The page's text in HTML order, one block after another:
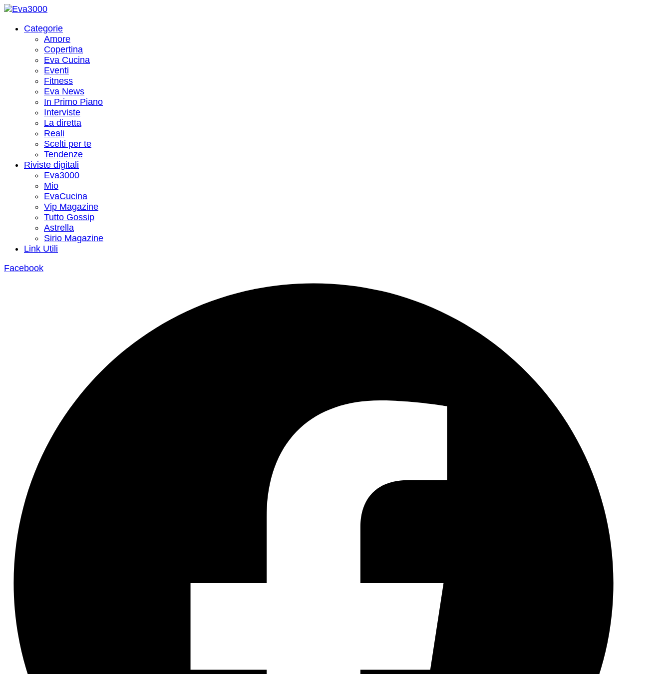
Categorie
Amore
Copertina
Eva Cucina
Eventi
Fitness
Eva News
In Primo Piano
Interviste
La diretta
Reali
Scelti per te
Tendenze
Riviste digitali
Eva3000
Mio
EvaCucina
Vip Magazine
Tutto Gossip
Astrella
Sirio Magazine
Link Utili
Facebook